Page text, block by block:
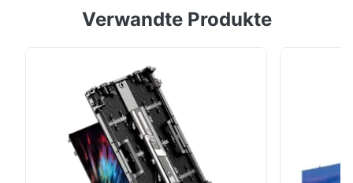
leistungsstarke LED-Videowand für kommerzielle
zuverlässiger Wetterschutz, modulare Skalierbarkeit
und flexible Wartung Einzelhandelsfassaden,
Verkehrskn...
Verwandte Produkte